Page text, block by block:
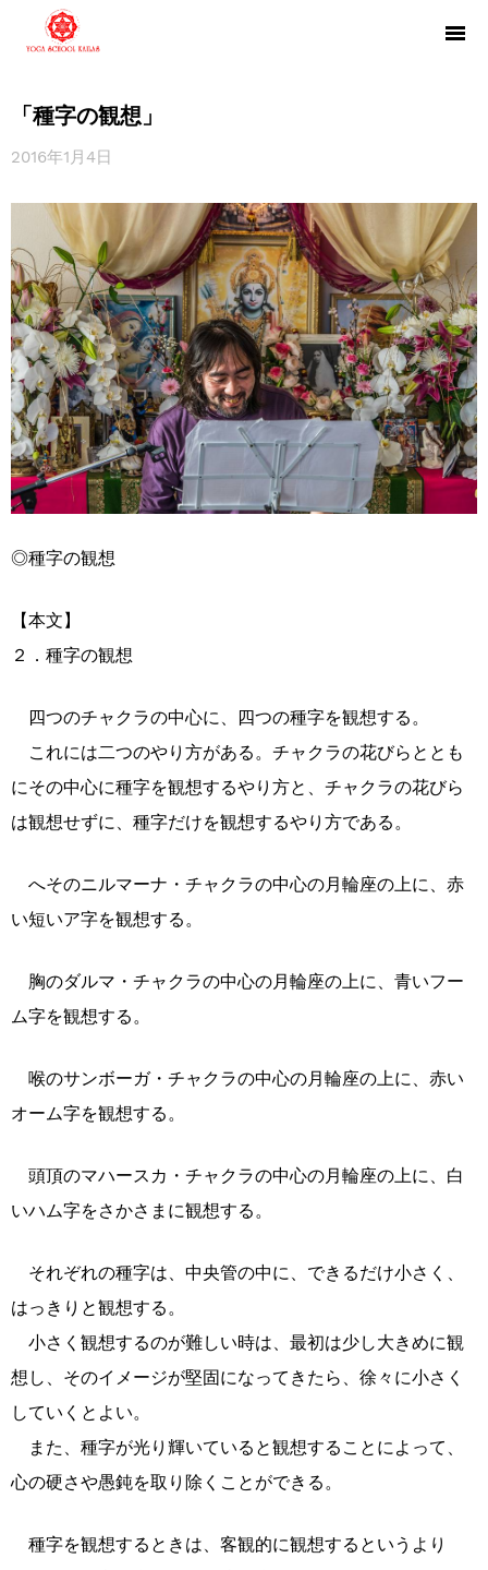
「種字の観想」
2016年1月4日
◎種字の観想
【本文】
２．種字の観想
四つのチャクラの中心に、四つの種字を観想する。
これには二つのやり方がある。チャクラの花びらととも
にその中心に種字を観想するやり方と、チャクラの花びら
は観想せずに、種字だけを観想するやり方である。
へそのニルマーナ・チャクラの中心の月輪座の上に、赤
い短いア字を観想する。
胸のダルマ・チャクラの中心の月輪座の上に、青いフー
ム字を観想する。
喉のサンボーガ・チャクラの中心の月輪座の上に、赤い
オーム字を観想する。
頭頂のマハースカ・チャクラの中心の月輪座の上に、白
いハム字をさかさまに観想する。
それぞれの種字は、中央管の中に、できるだけ小さく、
はっきりと観想する。
小さく観想するのが難しい時は、最初は少し大きめに観
想し、そのイメージが堅固になってきたら、徐々に小さく
していくとよい。
また、種字が光り輝いていると観想することによって、
心の硬さや愚鈍を取り除くことができる。
種字を観想するときは、客観的に観想するというより